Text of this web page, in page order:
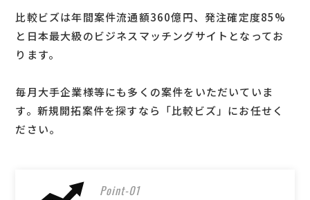
比較ビズは年間案件流通額360億円、発注確定度85%
と日本最大級のビジネスマッチングサイトとなってお
ります。
毎月大手企業様等にも多くの案件をいただいていま
す。新規開拓案件を探すなら「比較ビズ」にお任せく
ださい。
Point-01